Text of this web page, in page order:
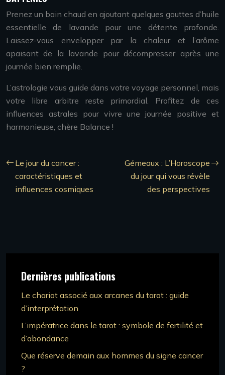
Prenez un bain chaud en ajoutant quelques gouttes d’huile
essentielle de lavande pour une détente profonde.
Laissez-vous envelopper par la chaleur et l’arôme
apaisant de la lavande pour décompresser après une
journée bien remplie.
L’astrologie vous guide dans votre voyage personnel, mais
votre libre arbitre reste primordial. Profitez de ces
influences astrales pour vivre une journée positive et
harmonieuse, chère Balance !
Le jour du cancer :
caractéristiques et
influences cosmiques
Gémeaux : L’Horoscope
du jour qui vous révèle
des perspectives
Dernières publications
Le chariot associé aux arcanes du tarot : guide
d’interprétation
L’impératrice dans le tarot : symbole de fertilité et
d’abondance
Que réserve demain aux hommes du signe cancer
?